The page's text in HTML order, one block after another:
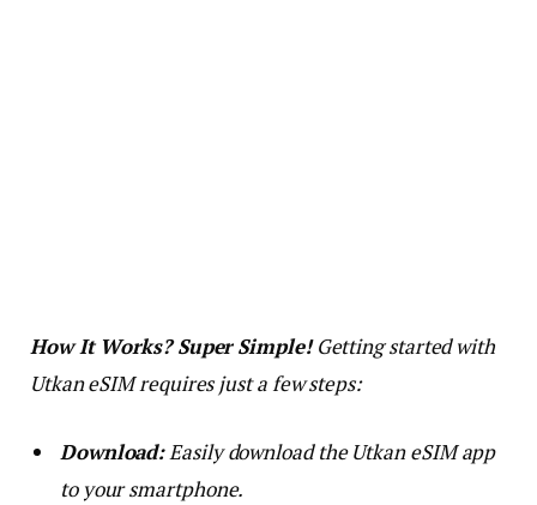
How It Works? Super Simple!Getting started with
Utkan eSIM requires just a few steps:
Download:Easily download the Utkan eSIM app
to your smartphone.